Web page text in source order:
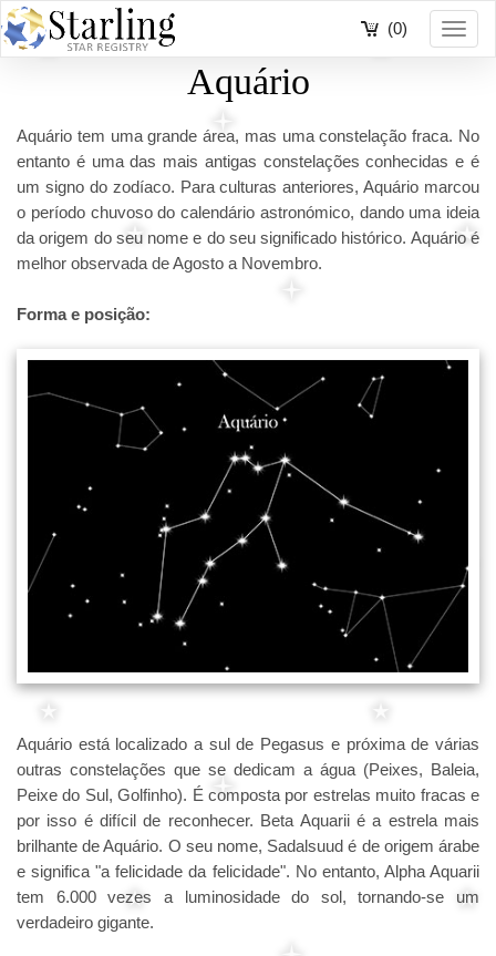
(0)
Aquário
Aquário tem uma grande área, mas uma constelação fraca. No
entanto é uma das mais antigas constelações conhecidas e é
um signo do zodíaco. Para culturas anteriores, Aquário marcou
o período chuvoso do calendário astronómico, dando uma ideia
da origem do seu nome e do seu significado histórico. Aquário é
melhor observada de Agosto a Novembro.
Forma e posição:
Aquário está localizado a sul de Pegasus e próxima de várias
outras constelações que se dedicam a água (Peixes, Baleia,
Peixe do Sul, Golfinho). É composta por estrelas muito fracas e
por isso é difícil de reconhecer. Beta Aquarii é a estrela mais
brilhante de Aquário. O seu nome, Sadalsuud é de origem árabe
e significa "a felicidade da felicidade". No entanto, Alpha Aquarii
tem 6.000 vezes a luminosidade do sol, tornando-se um
verdadeiro gigante.